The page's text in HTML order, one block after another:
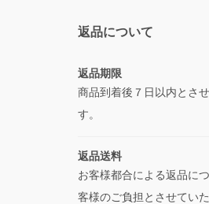
返品について
返品期限
商品到着後７日以内とさ
す。
返品送料
お客様都合による返品に
客様のご負担とさせてい